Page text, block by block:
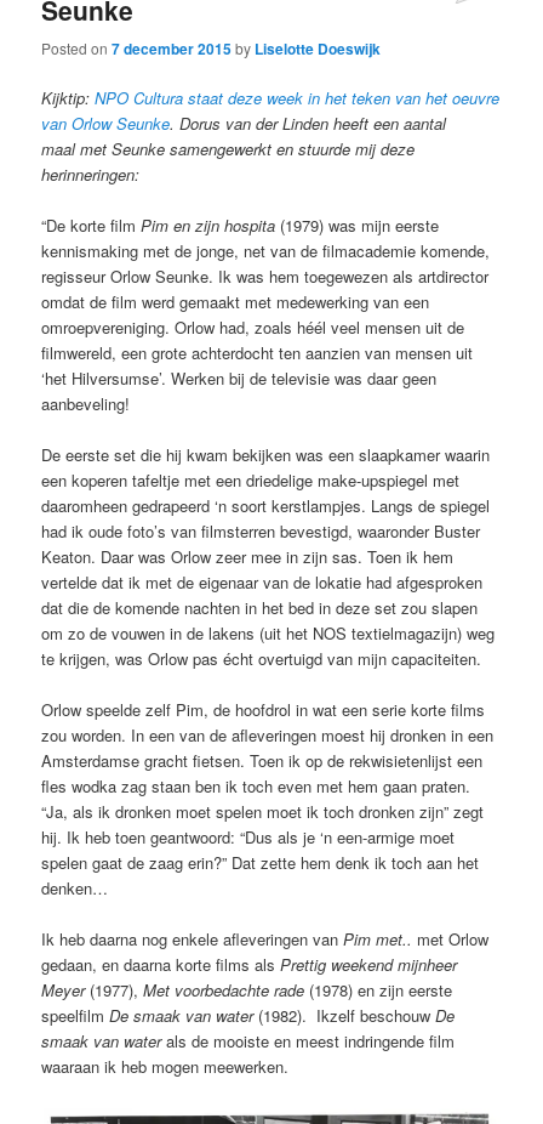
Seunke
Posted on7 december 2015by Liselotte Doeswijk
Kijktip:NPO Cultura staat deze week in het teken van het oeuvre
van Orlow Seunke. Dorus van der Linden heeft een aantal
maal met Seunke samengewerkt en stuurde mij deze
herinneringen:
“De korte filmPim en zijn hospita (1979) was mijn eerste
kennismaking met de jonge, net van de filmacademie komende,
regisseur Orlow Seunke. Ik was hem toegewezen als artdirector
omdat de film werd gemaakt met medewerking van een
omroepvereniging. Orlow had, zoals héél veel mensen uit de
filmwereld, een grote achterdocht ten aanzien van mensen uit
‘het Hilversumse’. Werken bij de televisie was daar geen
aanbeveling!
De eerste set die hij kwam bekijken was een slaapkamer waarin
een koperen tafeltje met een driedelige make-upspiegel met
daaromheen gedrapeerd ‘n soort kerstlampjes. Langs de spiegel
had ik oude foto’s van filmsterren bevestigd, waaronder Buster
Keaton. Daar was Orlow zeer mee in zijn sas. Toen ik hem
vertelde dat ik met de eigenaar van de lokatie had afgesproken
dat die de komende nachten in het bed in deze set zou slapen
om zo de vouwen in de lakens (uit het NOS textielmagazijn) weg
te krijgen, was Orlow pas écht overtuigd van mijn capaciteiten.
Orlow speelde zelf Pim, de hoofdrol in wat een serie korte films
zou worden. In een van de afleveringen moest hij dronken in een
Amsterdamse gracht fietsen. Toen ik op de rekwisietenlijst een
fles wodka zag staan ben ik toch even met hem gaan praten.
“Ja, als ik dronken moet spelen moet ik toch dronken zijn” zegt
hij. Ik heb toen geantwoord: “Dus als je ‘n een-armige moet
spelen gaat de zaag erin?” Dat zette hem denk ik toch aan het
denken…
Ik heb daarna nog enkele afleveringen vanPim met.. met Orlow
gedaan, en daarna korte films alsPrettig weekend mijnheer
Meyer (1977),Met voorbedachte rade (1978) en zijn eerste
speelfilmDe smaak van water (1982). Ikzelf beschouwDe
smaak van waterals de mooiste en meest indringende film
waaraan ik heb mogen meewerken.